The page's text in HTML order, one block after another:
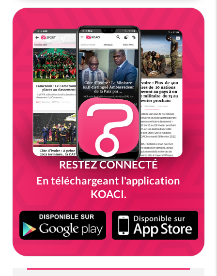
RESTEZ CONNECTÉ
En téléchargeant l'application
KOACI.